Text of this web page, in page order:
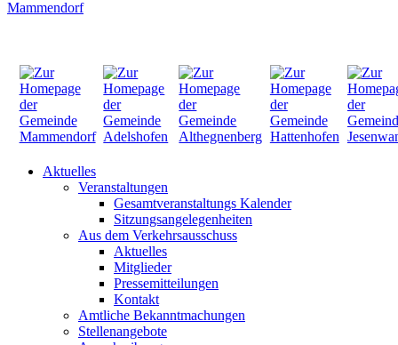
Aktuelles
Veranstaltungen
Gesamtveranstaltungs Kalender
Sitzungsangelegenheiten
Aus dem Verkehrsausschuss
Aktuelles
Mitglieder
Pressemitteilungen
Kontakt
Amtliche Bekanntmachungen
Stellenangebote